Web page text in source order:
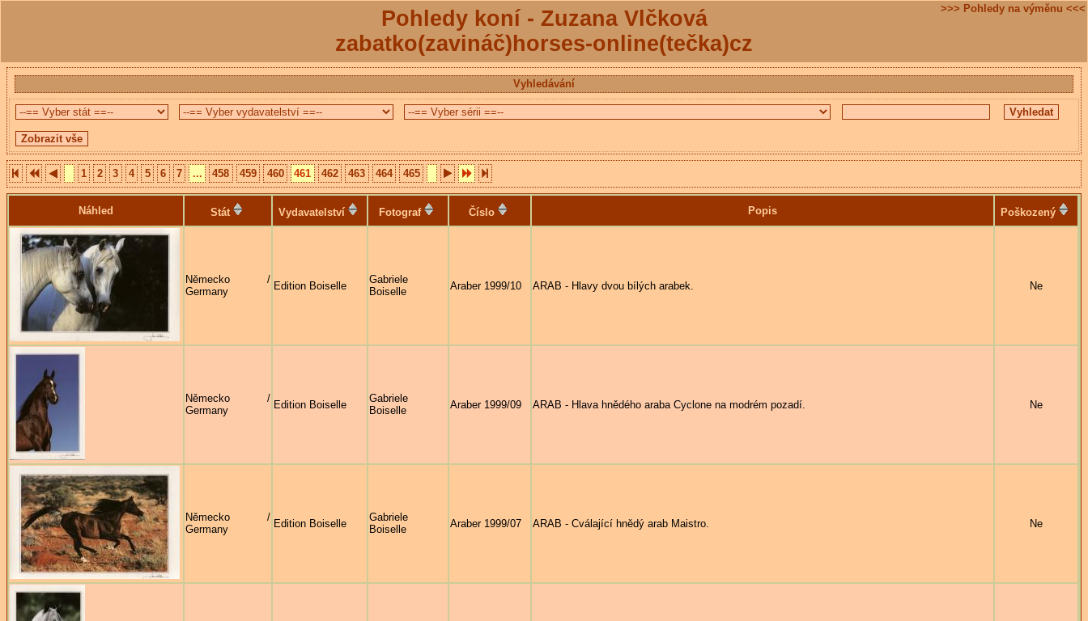
Pohledy koní - Zuzana Vlčková
zabatko(zavináč)horses-online(tečka)cz
>>> Pohledy na výměnu <<<
Vyhledávání
1 2 3 4 5 6 7 ... 458 459 460 461 462 463 464 465
Náhled Stát Vydavatelství Fotograf Číslo Popis Poškozený
Německo /
Germany
Edition Boiselle
Gabriele
Boiselle
Araber 1999/10 ARAB - Hlavy dvou bílých arabek. Ne
Německo /
Germany
Edition Boiselle
Gabriele
Boiselle
Araber 1999/09 ARAB - Hlava hnědého araba Cyclone na modrém pozadí. Ne
Německo /
Germany
Edition Boiselle
Gabriele
Boiselle
Araber 1999/07 ARAB - Cválající hnědý arab Maistro. Ne